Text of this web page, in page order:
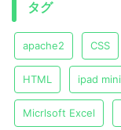
タグ
apache2 CSS
HTML ipad mini
Micrlsoft Excel